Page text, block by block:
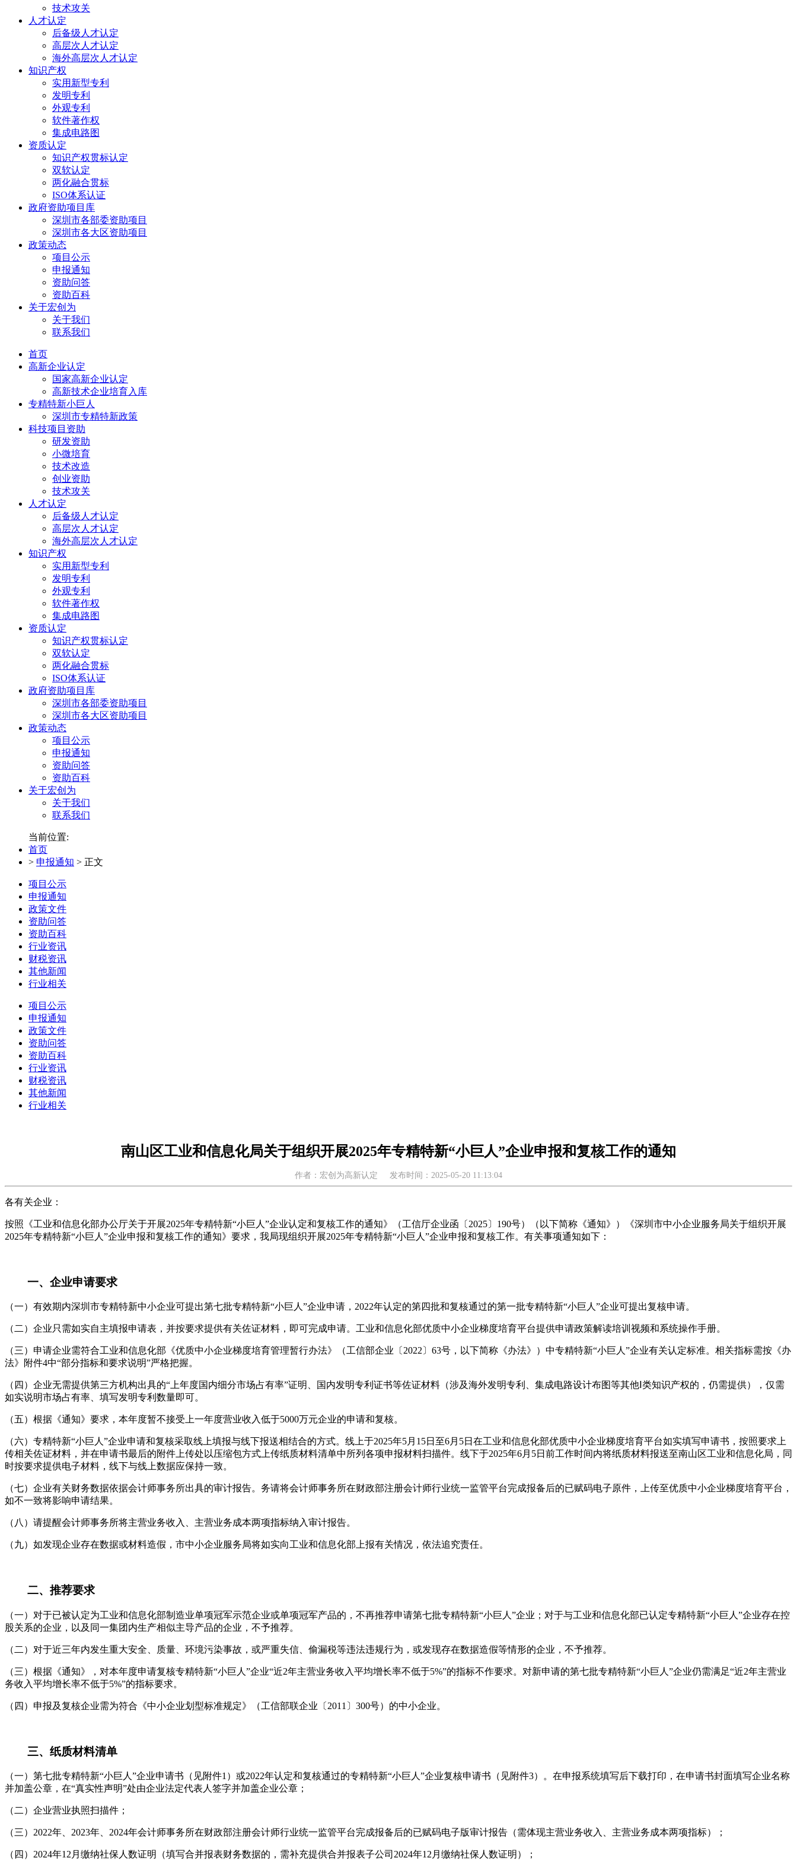
技术攻关
人才认定
后备级人才认定
高层次人才认定
海外高层次人才认定
知识产权
实用新型专利
发明专利
外观专利
软件著作权
集成电路图
资质认定
知识产权贯标认定
双软认定
两化融合贯标
ISO体系认证
政府资助项目库
深圳市各部委资助项目
深圳市各大区资助项目
政策动态
项目公示
申报通知
资助问答
资助百科
关于宏创为
关于我们
联系我们
首页
高新企业认定
国家高新企业认定
高新技术企业培育入库
专精特新小巨人
深圳市专精特新政策
科技项目资助
研发资助
小微培育
技术改造
创业资助
技术攻关
人才认定
后备级人才认定
高层次人才认定
海外高层次人才认定
知识产权
实用新型专利
发明专利
外观专利
软件著作权
集成电路图
资质认定
知识产权贯标认定
双软认定
两化融合贯标
ISO体系认证
政府资助项目库
深圳市各部委资助项目
深圳市各大区资助项目
政策动态
项目公示
申报通知
资助问答
资助百科
关于宏创为
关于我们
联系我们
当前位置:
首页
> 申报通知 > 正文
项目公示
申报通知
政策文件
资助问答
资助百科
行业资讯
财税资讯
其他新闻
行业相关
项目公示
申报通知
政策文件
资助问答
资助百科
行业资讯
财税资讯
其他新闻
行业相关
南山区工业和信息化局关于组织开展2025年专精特新“小巨人”企业申报和复核工作的通知
作者：宏创为高新认定 发布时间：2025-05-20 11:13:04
各有关企业：
按照《工业和信息化部办公厅关于开展2025年专精特新“小巨人”企业认定和复核工作的通知》（工信厅企业函〔2025〕190号）（以下简称《通知》）《深圳市中小企业服务局关于组织开展
2025年专精特新“小巨人”企业申报和复核工作的通知》要求，我局现组织开展2025年专精特新“小巨人”企业申报和复核工作。有关事项通知如下：
一、企业申请要求
（一）有效期内深圳市专精特新中小企业可提出第七批专精特新“小巨人”企业申请，2022年认定的第四批和复核通过的第一批专精特新“小巨人”企业可提出复核申请。
（二）企业只需如实自主填报申请表，并按要求提供有关佐证材料，即可完成申请。工业和信息化部优质中小企业梯度培育平台提供申请政策解读培训视频和系统操作手册。
（三）申请企业需符合工业和信息化部《优质中小企业梯度培育管理暂行办法》（工信部企业〔2022〕63号，以下简称《办法》）中专精特新“小巨人”企业有关认定标准。相关指标需按《办
法》附件4中“部分指标和要求说明”严格把握。
（四）企业无需提供第三方机构出具的“上年度国内细分市场占有率”证明、国内发明专利证书等佐证材料（涉及海外发明专利、集成电路设计布图等其他Ⅰ类知识产权的，仍需提供），仅需
如实说明市场占有率、填写发明专利数量即可。
（五）根据《通知》要求，本年度暂不接受上一年度营业收入低于5000万元企业的申请和复核。
（六）专精特新“小巨人”企业申请和复核采取线上填报与线下报送相结合的方式。线上于2025年5月15日至6月5日在工业和信息化部优质中小企业梯度培育平台如实填写申请书，按照要求上
传相关佐证材料，并在申请书最后的附件上传处以压缩包方式上传纸质材料清单中所列各项申报材料扫描件。线下于2025年6月5日前工作时间内将纸质材料报送至南山区工业和信息化局，同
时按要求提供电子材料，线下与线上数据应保持一致。
（七）企业有关财务数据依据会计师事务所出具的审计报告。务请将会计师事务所在财政部注册会计师行业统一监管平台完成报备后的已赋码电子原件，上传至优质中小企业梯度培育平台，
如不一致将影响申请结果。
（八）请提醒会计师事务所将主营业务收入、主营业务成本两项指标纳入审计报告。
（九）如发现企业存在数据或材料造假，市中小企业服务局将如实向工业和信息化部上报有关情况，依法追究责任。
二、推荐要求
（一）对于已被认定为工业和信息化部制造业单项冠军示范企业或单项冠军产品的，不再推荐申请第七批专精特新“小巨人”企业；对于与工业和信息化部已认定专精特新“小巨人”企业存在控
股关系的企业，以及同一集团内生产相似主导产品的企业，不予推荐。
（二）对于近三年内发生重大安全、质量、环境污染事故，或严重失信、偷漏税等违法违规行为，或发现存在数据造假等情形的企业，不予推荐。
（三）根据《通知》，对本年度申请复核专精特新“小巨人”企业“近2年主营业务收入平均增长率不低于5%”的指标不作要求。对新申请的第七批专精特新“小巨人”企业仍需满足“近2年主营业
务收入平均增长率不低于5%”的指标要求。
（四）申报及复核企业需为符合《中小企业划型标准规定》（工信部联企业〔2011〕300号）的中小企业。
三、纸质材料清单
（一）第七批专精特新“小巨人”企业申请书（见附件1）或2022年认定和复核通过的专精特新“小巨人”企业复核申请书（见附件3）。在申报系统填写后下载打印，在申请书封面填写企业名称
并加盖公章，在“真实性声明”处由企业法定代表人签字并加盖企业公章；
（二）企业营业执照扫描件；
（三）2022年、2023年、2024年会计师事务所在财政部注册会计师行业统一监管平台完成报备后的已赋码电子版审计报告（需体现主营业务收入、主营业务成本两项指标）；
（四）2024年12月缴纳社保人数证明（填写合并报表财务数据的，需补充提供合并报表子公司2024年12月缴纳社保人数证明）；